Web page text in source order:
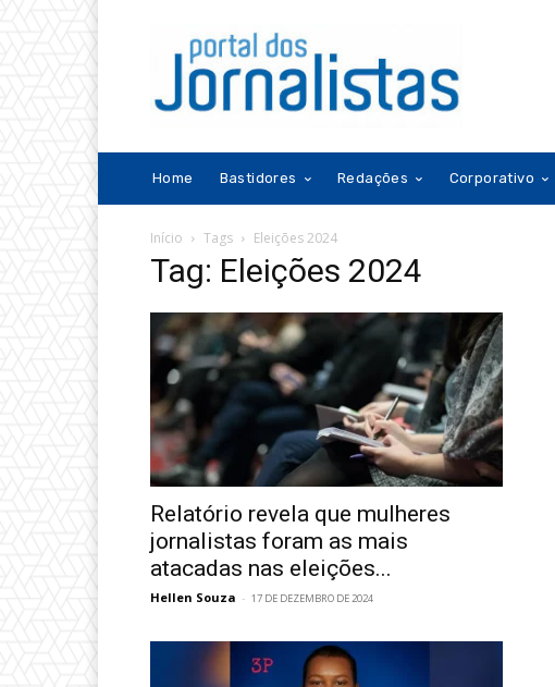
Home Bastidores Redações Corporativo
Início Tags Eleições 2024
Tag: Eleições 2024
Relatório revela que mulheres
jornalistas foram as mais
atacadas nas eleições...
Hellen Souza - 17 DE DEZEMBRO DE 2024